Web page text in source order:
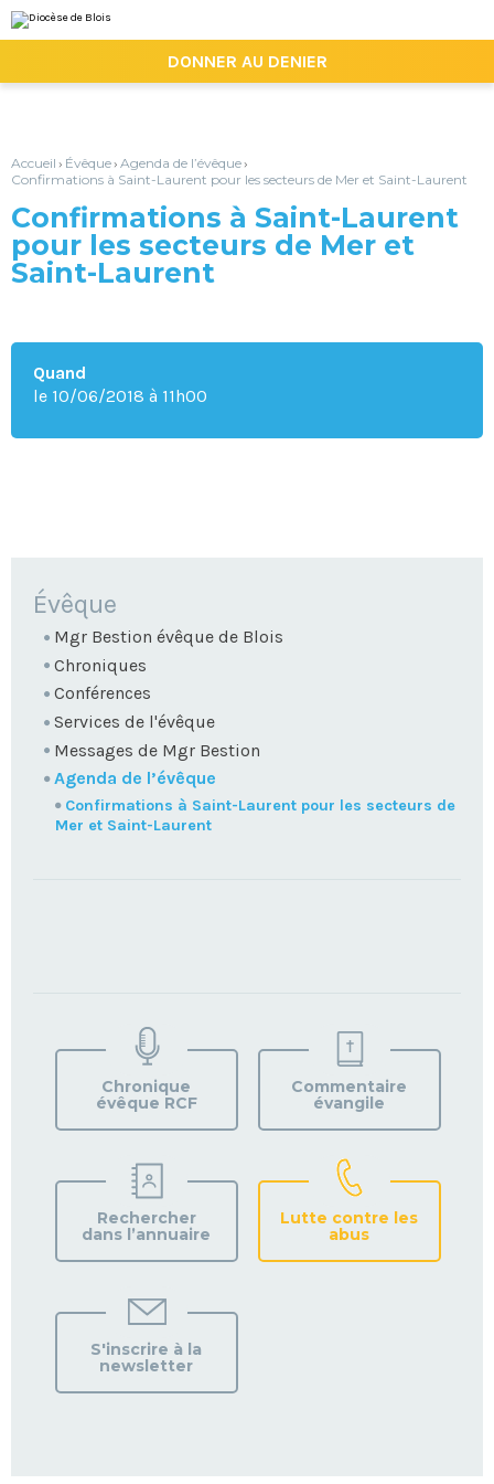
au
contenu.
la
personnels
DONNER AU DENIER
Accueil › Évêque› Agenda de l’évêque›
Confirmations à Saint-Laurent pour les secteurs de Mer et Saint-Laurent
Confirmations à Saint-Laurent
pour les secteurs de Mer et
Saint-Laurent
Quand
le 10/06/2018 à 11h00
NAVIGATION
Évêque
Mgr Bestion évêque de Blois
Chroniques
Conférences
Services de l'évêque
Messages de Mgr Bestion
Agenda de l’évêque
Confirmations à Saint-Laurent pour les secteurs de
Mer et Saint-Laurent
VOTRE
PAROISSE
Chronique
évêque RCF
Commentaire
évangile
Rechercher
dans l’annuaire
Lutte contre les
abus
S'inscrire à la
newsletter